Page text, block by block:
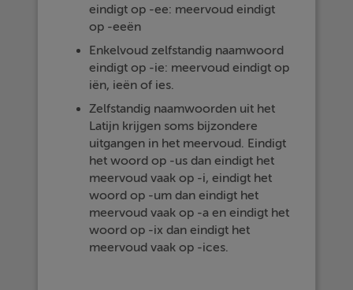
eindigt op -ee: meervoud eindigt
op -eeën
Enkelvoud zelfstandig naamwoord
eindigt op -ie: meervoud eindigt op
iën, ieën of ies.
Zelfstandig naamwoorden uit het
Latijn krijgen soms bijzondere
uitgangen in het meervoud. Eindigt
het woord op -us dan eindigt het
meervoud vaak op -i, eindigt het
woord op -um dan eindigt het
meervoud vaak op -a en eindigt het
woord op -ix dan eindigt het
meervoud vaak op -ices.